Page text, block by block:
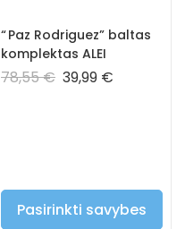
“ Paz Rodriguez” baltas
komplektas ALEI
78,55€ 39,99 €
Pasirinkti savybes